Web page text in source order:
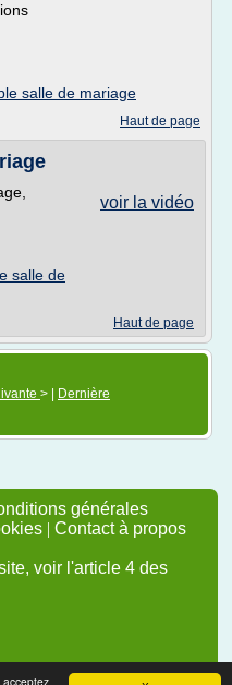
acceptez
salle de mariage
Haut de page
voir la vidéo
salle de
Haut de page
> |
Dernière
générales
| Contact à propos
voir l'article 4 des